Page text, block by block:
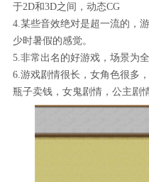
于2D和3D之间，动态CG
4.某些音效绝对是超一流的，
少时暑假的感觉。
5.非常出名的好游戏，场景为
6.游戏剧情很长，女角色很多
瓶子卖钱，女鬼剧情，公主剧